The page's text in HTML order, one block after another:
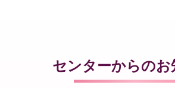
センターからのお